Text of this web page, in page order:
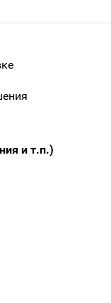
т.п.)